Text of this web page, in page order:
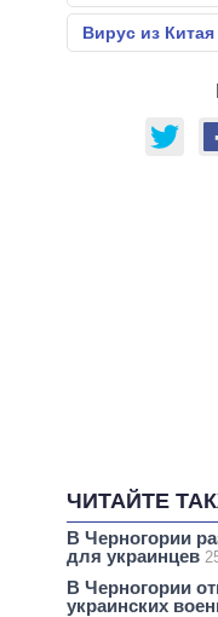
Вирус из Китая
ЧИТАЙТЕ
В Черногории
для украинцев
В Черногории
украинских